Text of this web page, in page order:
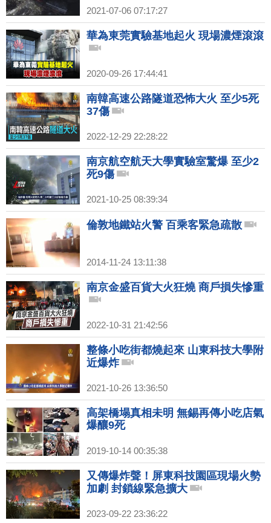
2021-07-06 07:17:27
華為東莞實驗基地起火 現場濃煙滾滾
2020-09-26 17:44:41
南韓高速公路隧道恐怖大火 至少5死
37傷
2022-12-29 22:28:22
南京航空航天大學實驗室驚爆 至少2
死9傷
2021-10-25 08:39:34
倫敦地鐵站火警 百乘客緊急疏散
2014-11-24 13:11:38
南京金盛百貨大火狂燒 商戶損失慘重
2022-10-31 21:42:56
整條小吃街都燒起來 山東科技大學附
近爆炸
2021-10-26 13:36:50
高架橋塌真相未明 無錫再傳小吃店氣
爆釀9死
2019-10-14 00:35:38
又傳爆炸聲！屏東科技園區現場火勢
加劇 封鎖線緊急擴大
2023-09-22 23:36:22